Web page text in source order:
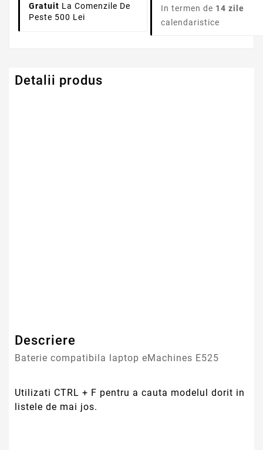
Gratuit La Comenzile De
Peste 500 Lei
In termen de 14 zile
calendaristice
Detalii produs
Descriere
Baterie compatibila laptop eMachines E525
Utilizati CTRL + F pentru a cauta modelul dorit in
listele de mai jos.